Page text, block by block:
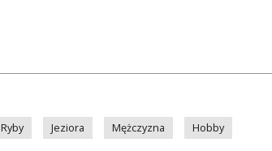
Ryby Jeziora Mężczyzna Hobby